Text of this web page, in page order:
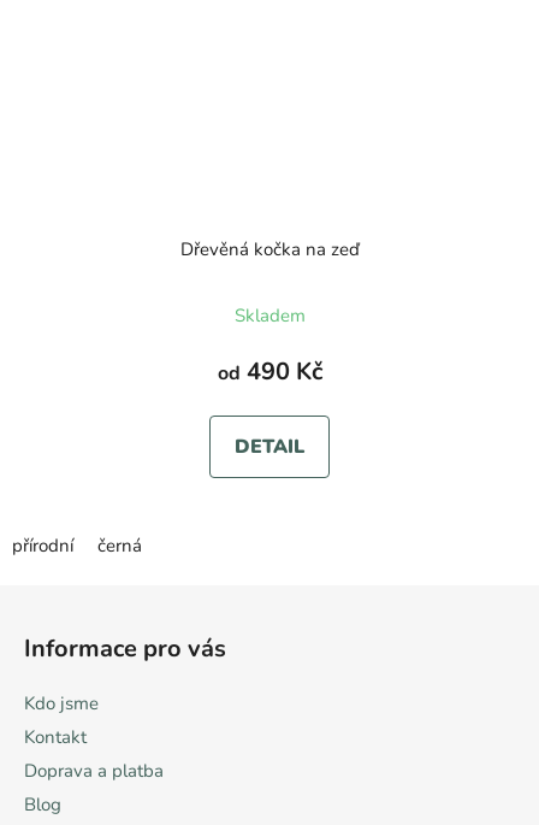
Dřevěná kočka na zeď
Skladem
od 490 Kč
DETAIL
přírodní černá
Informace pro vás
Kdo jsme
Kontakt
Doprava a platba
Blog